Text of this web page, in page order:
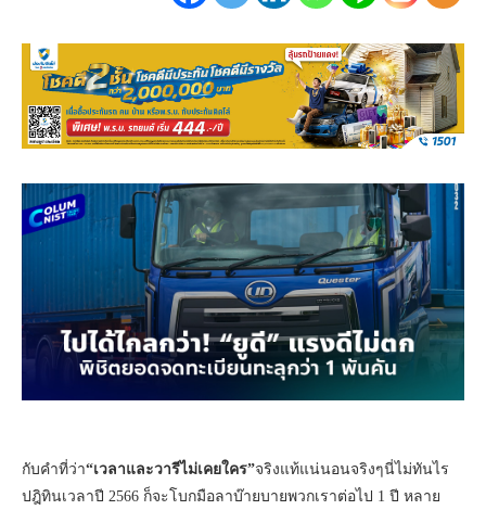
กับคำที่ว่า“เวลาและวารีไม่เคยใคร”จริงแท้แน่นอนจริงๆนี่ไม่ทันไร
ปฎิทินเวลาปี 2566 ก็จะโบกมือลาบ๊ายบายพวกเราต่อไป 1 ปี หลาย